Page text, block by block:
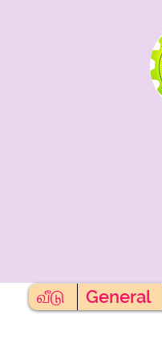
வீடு General